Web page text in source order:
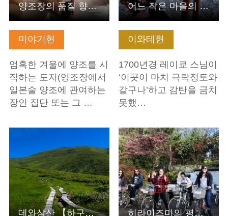
미야기현
엄혹한 겨울에 양조를 시
작하는 도지(양조장에서
일본술 양조에 관여하는
장인 집단 또는 그 …
양조장의 품질 향상과 안전을 기원했다는 의식 ‘하다카마이리’…
이와테현
1700년경 레이쿄 스님이
‘이곳이 마치 극락정토와
같구나’하고 감탄을 금치
못했…
어느 작은 마을의 청명한 아침
데와삼산 【하구로산·갓산·유도노산】 참배
기본정보 보기
히라이즈미의 평온한 경치를 만끽하는 조조 사이클링과 향토 …